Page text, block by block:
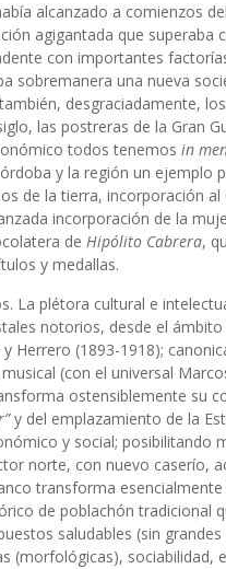
alcanzado a comienzos
agigantada que superaba
con importantes
sobremanera una nueva
desgraciadamente,
las postreras de la Gran
todos tenemos in
y la región un
de la tierra, incorporación
incorporación de la
de Hipólito Cabrera,
y medallas.
La plétora cultural e
notorios, desde el
Herrero (1893-1918);
(con el universal
ostensiblemente su
y del emplazamiento de la
y social; posibilitando
norte, con nuevo caserío,
transforma esencialmente
de poblachón tradicional
saludables (sin
(morfológicas), sociabilidad,